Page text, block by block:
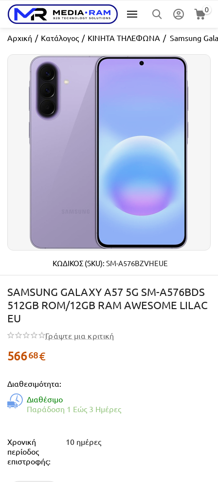
0
Αρχική / Κατάλογος / ΚΙΝΗΤΑ ΤΗΛΕΦΩΝΑ / Samsung
ΚΩΔΙΚΟΣ (SKU): SM-A576BZVHEUE
SAMSUNG GALAXY A57 5G SM-A576BDS
512GB ROM/12GB RAM AWESOME LILAC
EU
Γράψτε μια κριτική
56668€
Διαθεσιμότητα:
Διαθέσιμο
Παράδοση 1 Εώς 3 Ημέρες
Χρονική
περίοδος
επιστροφής:
10 ημέρες